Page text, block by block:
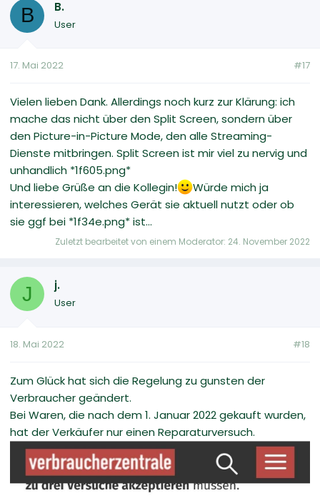
B B.
User
17. Mai 2022 #17
Vielen lieben Dank. Allerdings noch kurz zur Klärung: ich
mache das nicht über den Split Screen, sondern über
den Picture-in-Picture Mode, den alle Streaming-
Dienste mitbringen. Split Screen ist mir viel zu nervig und
unhandlich *1f605.png*
Und liebe Grüße an die Kollegin!
Würde mich ja
interessieren, welches Gerät sie aktuell nutzt oder ob
sie ggf bei *1f34e.png* ist...
Zuletzt bearbeitet von einem Moderator: 24. November 2022
J j.
User
18. Mai 2022 #18
Zum Glück hat sich die Regelung zu gunsten der
Verbraucher geändert.
Bei Waren, die nach dem 1. Januar 2022 gekauft wurden,
hat der Verkäufer nur einen Reparaturversuch.